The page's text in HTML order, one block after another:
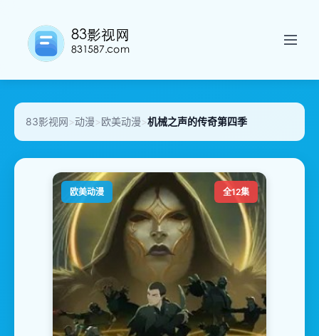
83影视网>动漫>欧美动漫>机械之声的传奇第四季
欧美动漫 全12集